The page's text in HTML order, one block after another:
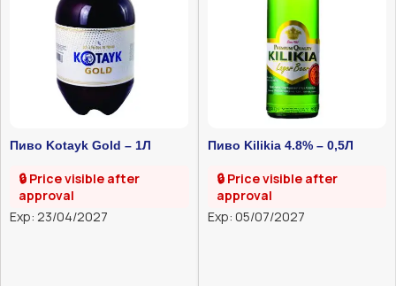
Пиво Kotayk Gold – 1Л
🔒 Price visible after
approval
Exp: 23/04/2027
Пиво Kilikia 4.8% – 0,5Л
🔒 Price visible after
approval
Exp: 05/07/2027